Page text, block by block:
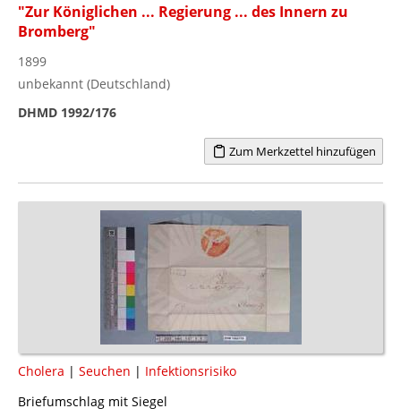
"Zur Königlichen ... Regierung ... des Innern zu
Bromberg"
1899
unbekannt (Deutschland)
DHMD 1992/176
Zum Merkzettel hinzufügen
Cholera | Seuchen | Infektionsrisiko
Briefumschlag mit Siegel